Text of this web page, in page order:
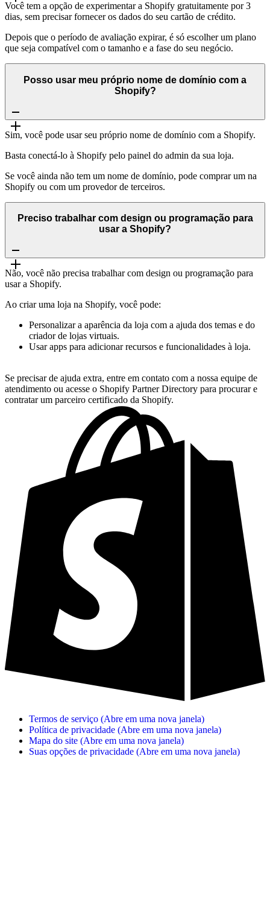
Você tem a opção de experimentar a Shopify gratuitamente por 3
dias, sem precisar fornecer os dados do seu cartão de crédito.
Depois que o período de avaliação expirar, é só escolher um plano
que seja compatível com o tamanho e a fase do seu negócio.
Posso usar meu próprio nome de domínio com a
Shopify?
Sim, você pode usar seu próprio nome de domínio com a Shopify.
Basta conectá-lo à Shopify pelo painel do admin da sua loja.
Se você ainda não tem um nome de domínio, pode comprar um na
Shopify ou com um provedor de terceiros.
Preciso trabalhar com design ou programação para
usar a Shopify?
Não, você não precisa trabalhar com design ou programação para
usar a Shopify.
Ao criar uma loja na Shopify, você pode:
Personalizar a aparência da loja com a ajuda dos temas e do
criador de lojas virtuais.
Usar apps para adicionar recursos e funcionalidades à loja.
Se precisar de ajuda extra, entre em contato com a nossa equipe de
atendimento ou acesse o Shopify Partner Directory para procurar e
contratar um parceiro certificado da Shopify.
Termos de serviço (Abre em uma nova janela)
Política de privacidade (Abre em uma nova janela)
Mapa do site (Abre em uma nova janela)
Suas opções de privacidade (Abre em uma nova janela)